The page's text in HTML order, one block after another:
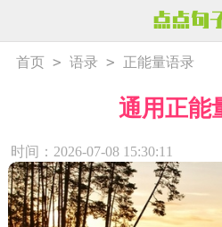
首页 > 语录 > 正能量语录
通用正能
时间：2026-07-08 15:30:11